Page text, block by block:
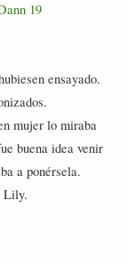
19
ensayado.
mujer lo miraba
buena idea venir
a ponérsela.